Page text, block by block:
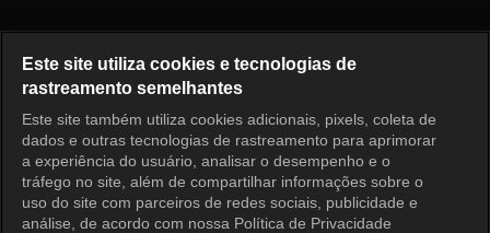
Entrar
Este site utiliza cookies e tecnologias de
rastreamento semelhantes
Este site também utiliza cookies adicionais, pixels, coleta de
dados e outras tecnologias de rastreamento para aprimorar
a experiência do usuário, analisar o desempenho e o
tráfego no site, além de compartilhar informações sobre o
uso do site com parceiros de redes sociais, publicidade e
análise, de acordo com nossa Política de Privacidade